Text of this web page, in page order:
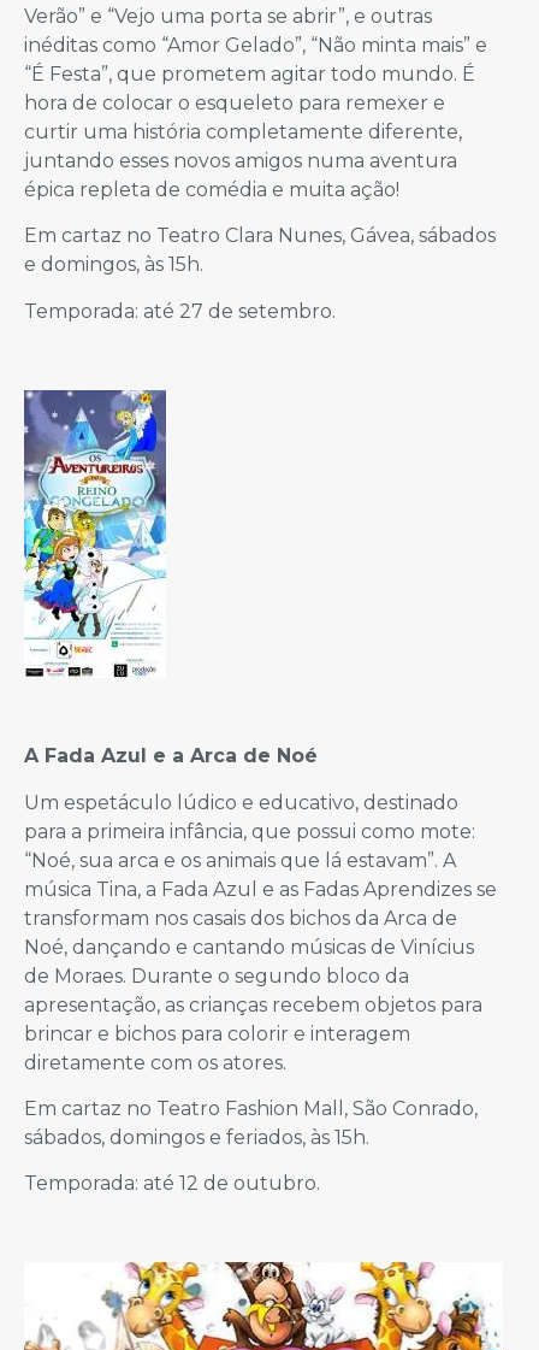
Verão” e “Vejo uma porta se abrir”, e outras
inéditas como “Amor Gelado”, “Não minta mais” e
“É Festa”, que prometem agitar todo mundo. É
hora de colocar o esqueleto para remexer e
curtir uma história completamente diferente,
juntando esses novos amigos numa aventura
épica repleta de comédia e muita ação!
Em cartaz no Teatro Clara Nunes, Gávea, sábados
e domingos, às 15h.
Temporada: até 27 de setembro.
A Fada Azul e a Arca de Noé
Um espetáculo lúdico e educativo, destinado
para a primeira infância, que possui como mote:
“Noé, sua arca e os animais que lá estavam”. A
música Tina, a Fada Azul e as Fadas Aprendizes se
transformam nos casais dos bichos da Arca de
Noé, dançando e cantando músicas de Vinícius
de Moraes. Durante o segundo bloco da
apresentação, as crianças recebem objetos para
brincar e bichos para colorir e interagem
diretamente com os atores.
Em cartaz no Teatro Fashion Mall, São Conrado,
sábados, domingos e feriados, às 15h.
Temporada: até 12 de outubro.